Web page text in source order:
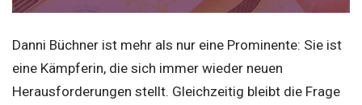
Danni Büchner ist mehr als nur eine Prominente: Sie ist
eine Kämpferin, die sich immer wieder neuen
Herausforderungen stellt. Gleichzeitig bleibt die Frage